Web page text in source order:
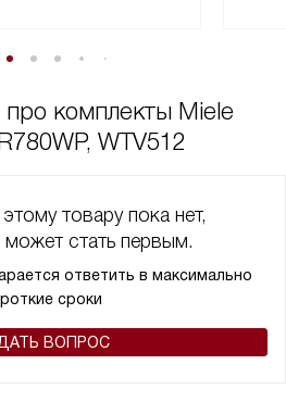
комплекты Miele
WTV512
товару пока нет,
стать первым.
ответить в максимально
сроки
ВОПРОС